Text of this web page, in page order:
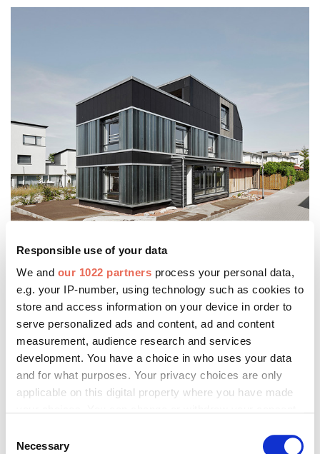
Responsible use of your data
We and our 1022 partners process your personal data,
e.g. your IP-number, using technology such as cookies to
store and access information on your device in order to
serve personalized ads and content, ad and content
measurement, audience research and services
development. You have a choice in who uses your data
and for what purposes. Your privacy choices are only
applicable on this digital property where you have made
the Privacy trigger icon.
Selection
Necessary
Cityförster - architecture+urbanism. Foto: © Olaf Mahlstedt